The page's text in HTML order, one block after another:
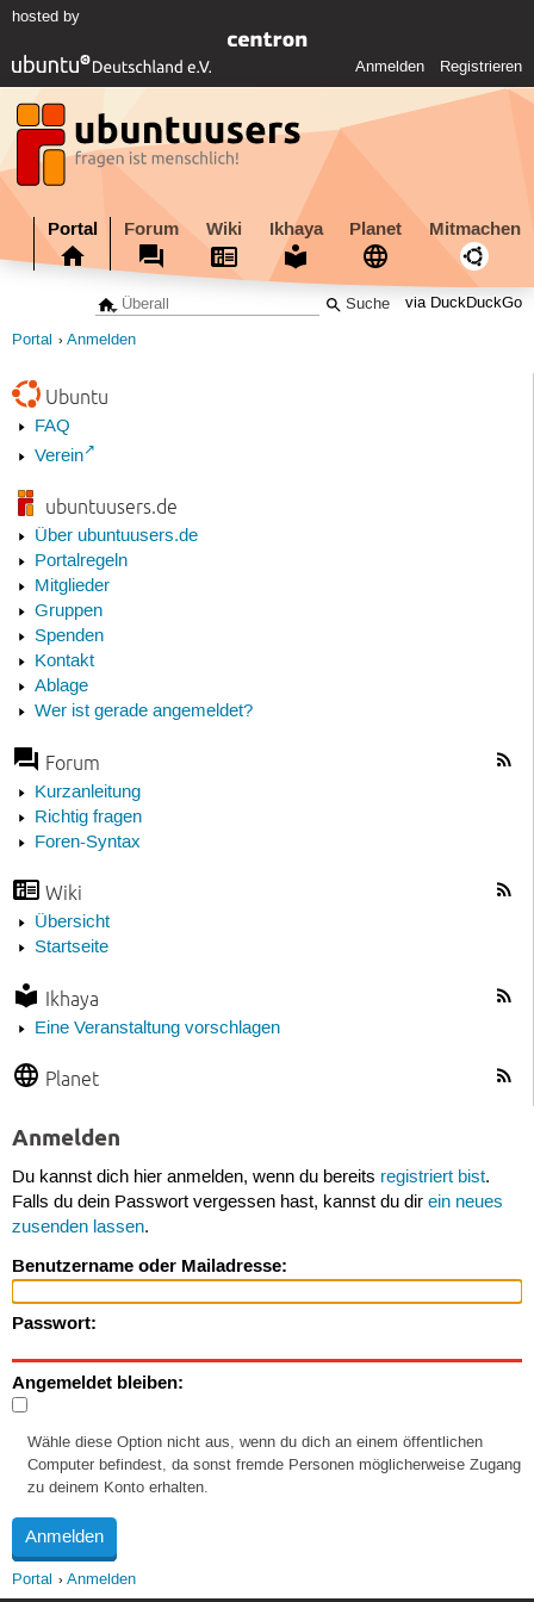
hosted by
Anmelden Registrieren
Portal Forum Wiki Ikhaya Planet Mitmachen
via DuckDuckGo
Portal Anmelden
Ubuntu
FAQ
Verein
ubuntuusers.de
Über ubuntuusers.de
Portalregeln
Mitglieder
Gruppen
Spenden
Kontakt
Ablage
Wer ist gerade angemeldet?
Forum
Kurzanleitung
Richtig fragen
Foren-Syntax
Wiki
Übersicht
Startseite
Ikhaya
Eine Veranstaltung vorschlagen
Planet
Anmelden
Du kannst dich hier anmelden, wenn du bereits registriert bist.
Falls du dein Passwort vergessen hast, kannst du dir ein neues
zusenden lassen.
Benutzername oder Mailadresse:
Passwort:
Angemeldet bleiben:
Wähle diese Option nicht aus, wenn du dich an einem öffentlichen
Computer befindest, da sonst fremde Personen möglicherweise Zugang
zu deinem Konto erhalten.
Portal Anmelden